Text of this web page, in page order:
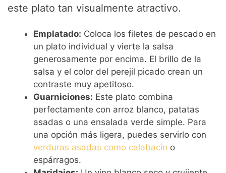
este plato tan visualmente atractivo.
Emplatado: Coloca los filetes de pescado en
un plato individual y vierte la salsa
generosamente por encima. El brillo de la
salsa y el color del perejil picado crean un
contraste muy apetitoso.
Guarniciones: Este plato combina
perfectamente con arroz blanco, patatas
asadas o una ensalada verde simple. Para
una opción más ligera, puedes servirlo con
verduras asadas como calabacín o
espárragos.